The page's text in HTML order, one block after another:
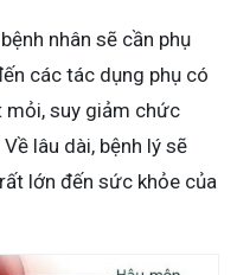
nhân sẽ cần phụ
các tác dụng phụ có
mỏi, suy giảm chức
lâu dài, bệnh lý sẽ
lớn đến sức khỏe của